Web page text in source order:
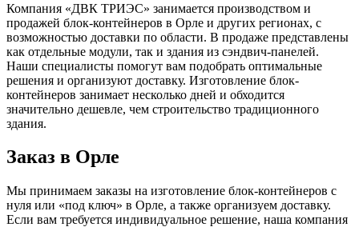
Компания «ДВК ТРИЭС» занимается производством и
продажей блок-контейнеров в Орле и других регионах, с
возможностью доставки по области. В продаже представлены
как отдельные модули, так и здания из сэндвич-панелей.
Наши специалисты помогут вам подобрать оптимальные
решения и организуют доставку. Изготовление блок-
контейнеров занимает несколько дней и обходится
значительно дешевле, чем строительство традиционного
здания.
Заказ в Орле
Мы принимаем заказы на изготовление блок-контейнеров с
нуля или «под ключ» в Орле, а также организуем доставку.
Если вам требуется индивидуальное решение, наша компания